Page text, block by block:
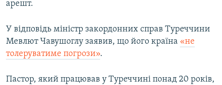
арешт.
У відповідь міністр закордонних справ Туреччини
Мевлют Чавушоглу заявив, що його країна «не
толеруватиме погрози».
Пастор, який працював у Туреччині понад 20 років,